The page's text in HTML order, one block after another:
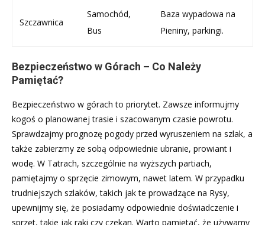
Szczawnica
Samochód,
Bus
Baza wypadowa na
Pieniny, parkingi.
Bezpieczeństwo w Górach – Co Należy
Pamiętać?
Bezpieczeństwo w górach to priorytet. Zawsze informujmy
kogoś o planowanej trasie i szacowanym czasie powrotu.
Sprawdzajmy prognozę pogody przed wyruszeniem na szlak, a
także zabierzmy ze sobą odpowiednie ubranie, prowiant i
wodę. W Tatrach, szczególnie na wyższych partiach,
pamiętajmy o sprzęcie zimowym, nawet latem. W przypadku
trudniejszych szlaków, takich jak te prowadzące na Rysy,
upewnijmy się, że posiadamy odpowiednie doświadczenie i
sprzęt, takie jak raki czy czekan. Warto pamiętać, że używamy